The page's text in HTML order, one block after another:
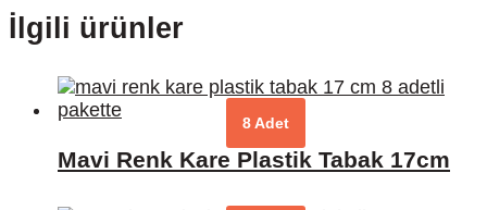
İlgili ürünler
8 Adet
Mavi Renk Kare Plastik Tabak 17cm